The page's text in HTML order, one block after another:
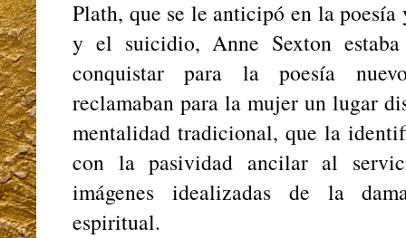
Plath, que se le anticipó en la
y el suicidio, Anne Sexton
conquistar para la poesía
reclamaban para la mujer un lugar
mentalidad tradicional, que la
con la pasividad ancilar al
imágenes idealizadas de la
espiritual.